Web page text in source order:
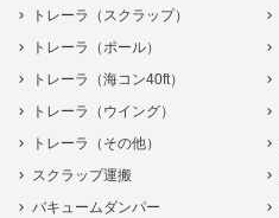
トレーラ（スクラップ）
トレーラ（ポール）
トレーラ（海コン40ft）
トレーラ（ウイング）
トレーラ（その他）
スクラップ運搬
バキュームダンパー